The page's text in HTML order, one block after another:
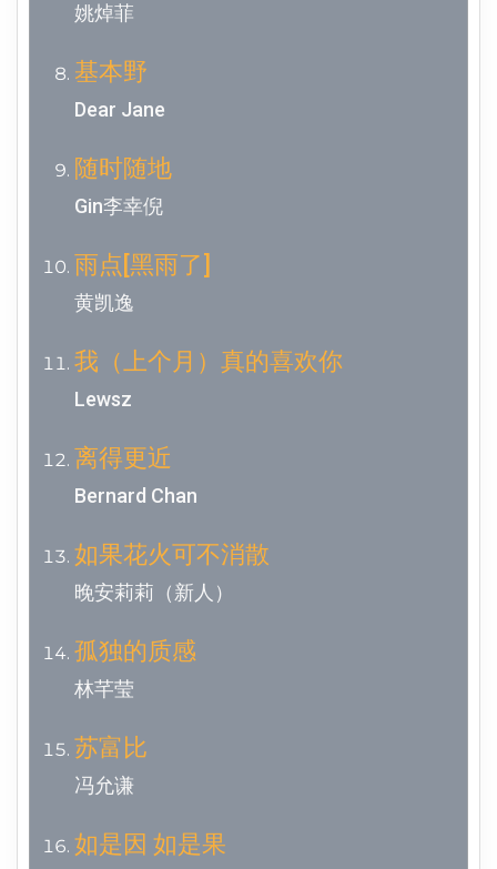
姚焯菲
基本野
Dear Jane
随时随地
Gin李幸倪
雨点[黑雨了]
黄凯逸
我（上个月）真的喜欢你
Lewsz
离得更近
Bernard Chan
如果花火可不消散
晚安莉莉（新人）
孤独的质感
林芊莹
苏富比
冯允谦
如是因 如是果